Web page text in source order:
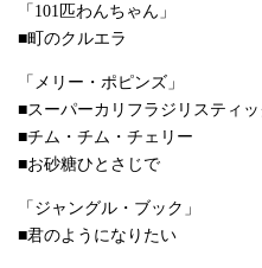
「101匹わんちゃん」
■町のクルエラ
「メリー・ポピンズ」
■スーパーカリフラジリスティ
■チム・チム・チェリー
■お砂糖ひとさじで
「ジャングル・ブック」
■君のようになりたい